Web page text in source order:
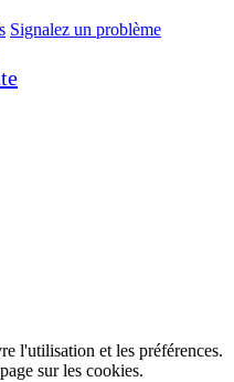
Signalez un problème
l'utilisation et les préférences.
sur les cookies.